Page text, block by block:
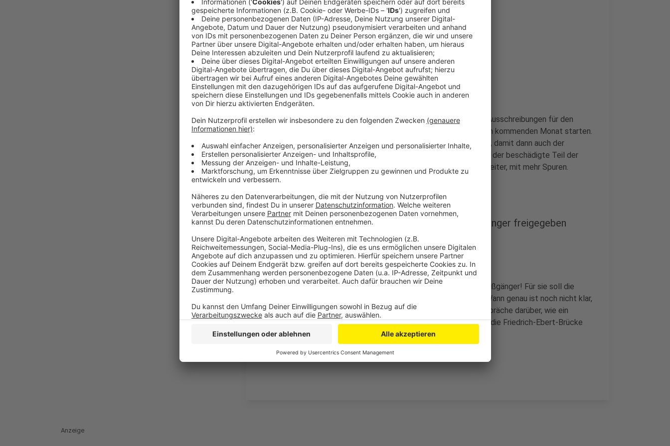
Anzeige
Nordbrücke bleibt bis 2028 gesperrt
Anzeige
Nach aktuellem Planungsstand sollen noch in diesem Monat die Ausschreibungen für den
Abriss der Vorlandbrücke beginnen, der Abriss selbst soll schon im kommenden Monat starten.
Bis Ende 2028 soll die kaputte Vorlandbrücke neu gebaut werden, damit dann auch der
motorisierte Verkehr wieder über den Rhein rollen kann. Dabei soll der beschädigte Teil der
Brücke genau so neu gebaut werden, wie er jetzt ist, also nicht breiter, mit mehr Spuren.
Nordbrücke soll schnell für Fahrradfahrer und Fußgänger freigegeben
werden
Anzeige
Immerhin gibt es eine gute Nachricht für alle Fahrradfahrer und Fußgänger! Für sie soll die
Nordbrücke so schnell wie möglich wieder freigegeben werden. Wann genau ist noch nicht klar,
die Rede ist von diesem Sommer. Es laufen demnach bereits Gespräche darüber, wie ein
Zuweg geschaffen werden kann, damit die Radler und Fußgänger die Friedrich-Ebert-Brücke
wieder nutzen können.
Anzeige
Anzeige